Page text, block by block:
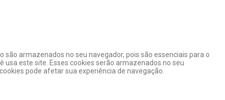
armazenados no seu navegador, pois são essenciais para o
este site. Esses cookies serão armazenados no seu
pode afetar sua experiência de navegação.